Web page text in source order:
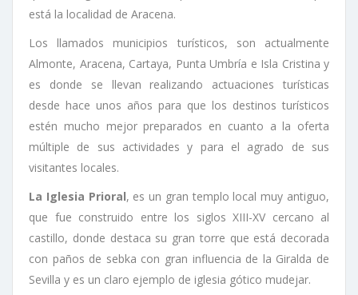
está la localidad de Aracena.
Los llamados municipios turísticos, son actualmente
Almonte, Aracena, Cartaya, Punta Umbría e Isla Cristina y
es donde se llevan realizando actuaciones turísticas
desde hace unos años para que los destinos turísticos
estén mucho mejor preparados en cuanto a la oferta
múltiple de sus actividades y para el agrado de sus
visitantes locales.
La Iglesia Prioral, es un gran templo local muy antiguo,
que fue construido entre los siglos XIII-XV cercano al
castillo, donde destaca su gran torre que está decorada
con paños de sebka con gran influencia de la Giralda de
Sevilla y es un claro ejemplo de iglesia gótico mudejar.